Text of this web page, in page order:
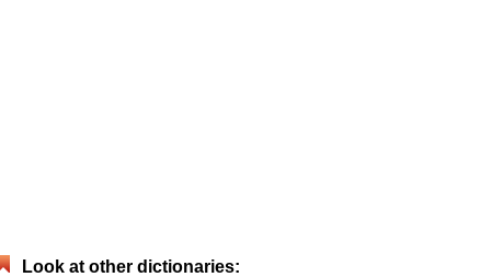
Look at other dictionaries: